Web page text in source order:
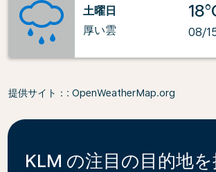
土曜日
厚い雲
08/
提供サイト： : OpenWeatherMap.org
KLM の注目の目的地